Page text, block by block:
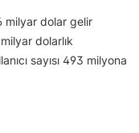
milyar dolar gelir
dolarlık
sayısı 493 milyona